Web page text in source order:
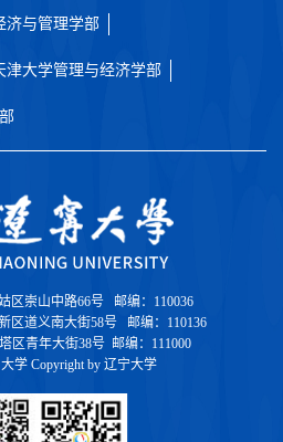
济与管理学部
津大学管理与经济学部
区崇山中路66号 邮编：110036
区道义南大街58号 邮编：110136
区青年大街38号 邮编：111000
学 Copyright by 辽宁大学